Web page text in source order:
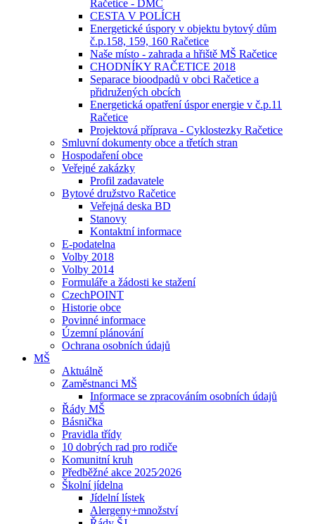
Račetice - DMC
CESTA V POLÍCH
Energetické úspory v objektu bytový dům
č.p.158, 159, 160 Račetice
Naše místo - zahrada a hřiště MŠ Račetice
CHODNÍKY RAČETICE 2018
Separace bioodpadů v obci Račetice a
přidružených obcích
Energetická opatření úspor energie v č.p.11
Račetice
Projektová příprava - Cyklostezky Račetice
Smluvní dokumenty obce a třetích stran
Hospodaření obce
Veřejné zakázky
Profil zadavatele
Bytové družstvo Račetice
Veřejná deska BD
Stanovy
Kontaktní informace
E-podatelna
Volby 2018
Volby 2014
Formuláře a žádosti ke stažení
CzechPOINT
Historie obce
Povinné informace
Územní plánování
Ochrana osobních údajů
MŠ
Aktuálně
Zaměstnanci MŠ
Informace se zpracováním osobních údajů
Řády MŠ
Básnička
Pravidla třídy
10 dobrých rad pro rodiče
Komunitní kruh
Předběžné akce 2025⁄2026
Školní jídelna
Jídelní lístek
Alergeny+množství